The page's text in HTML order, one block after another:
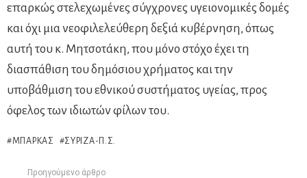
επαρκώς στελεχωμένες σύγχρονες υγειονομικές δομές
και όχι μια νεοφιλελεύθερη δεξιά κυβέρνηση, όπως
αυτή του κ. Μητσοτάκη, που μόνο στόχο έχει τη
διασπάθιση του δημόσιου χρήματος και την
υποβάθμιση του εθνικού συστήματος υγείας, προς
όφελος των ιδιωτών φίλων του.
ΜΠΆΡΚΑΣ ΣΥΡΙΖΑ-Π.Σ.
Προηγούμενο άρθρο